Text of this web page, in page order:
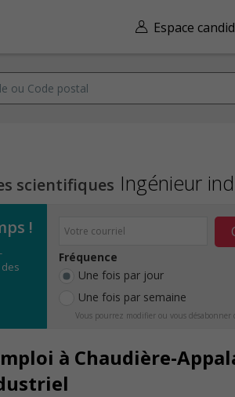
Espace
scientifiques Ingénieur
!
Fréquence
Une fois par jour
Une fois par semaine
Vous pourrez modifier ou vous
à Chaudière-